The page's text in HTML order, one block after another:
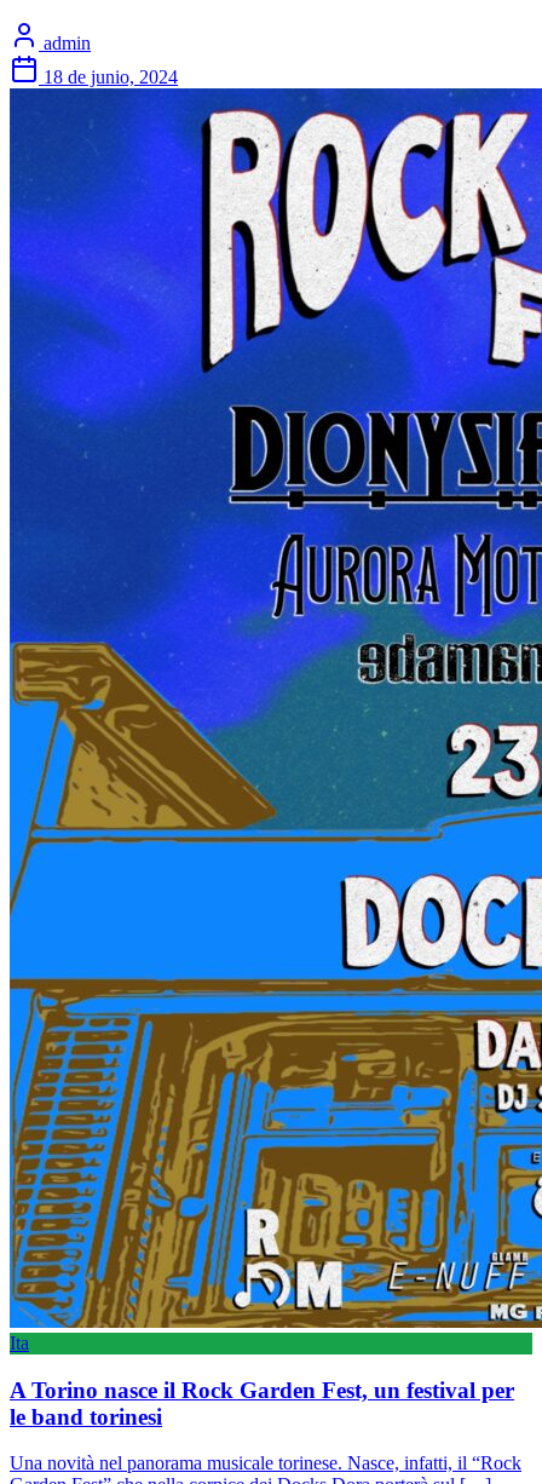
admin
18 de junio, 2024
Ita
A Torino nasce il Rock Garden Fest, un festival per
le band torinesi
Una novità nel panorama musicale torinese. Nasce, infatti, il “Rock